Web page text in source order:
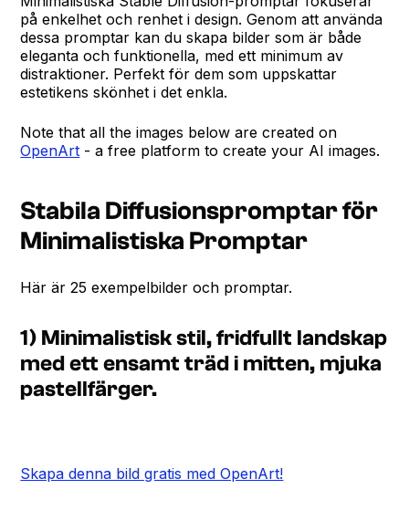
på enkelhet och renhet i design. Genom att använda
dessa promptar kan du skapa bilder som är både
eleganta och funktionella, med ett minimum av
distraktioner. Perfekt för dem som uppskattar
estetikens skönhet i det enkla.
Note that all the images below are created on
OpenArt - a free platform to create your AI images.
Stabila Diffusionspromptar för
Minimalistiska Promptar
Här är 25 exempelbilder och promptar.
1) Minimalistisk stil, fridfullt landskap
med ett ensamt träd i mitten, mjuka
pastellfärger.
Skapa denna bild gratis med OpenArt!